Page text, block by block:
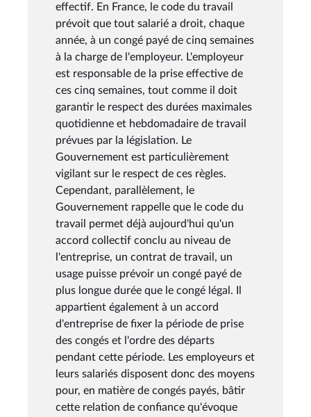
effectif. En France, le code du travail
prévoit que tout salarié a droit, chaque
année, à un congé payé de cinq semaines
à la charge de l'employeur. L'employeur
est responsable de la prise effective de
ces cinq semaines, tout comme il doit
garantir le respect des durées maximales
quotidienne et hebdomadaire de travail
prévues par la législation. Le
Gouvernement est particulièrement
vigilant sur le respect de ces règles.
Cependant, parallèlement, le
Gouvernement rappelle que le code du
travail permet déjà aujourd'hui qu'un
accord collectif conclu au niveau de
l'entreprise, un contrat de travail, un
usage puisse prévoir un congé payé de
plus longue durée que le congé légal. Il
appartient également à un accord
d'entreprise de fixer la période de prise
des congés et l'ordre des départs
pendant cette période. Les employeurs et
leurs salariés disposent donc des moyens
pour, en matière de congés payés, bâtir
cette relation de confiance qu'évoque